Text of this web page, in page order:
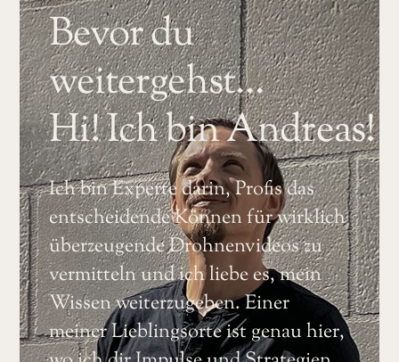
Bevor du
weitergehst…
Hi! Ich bin Andreas!
Ich bin Experte darin, Profis das
entscheidende Können für wirklich
überzeugende Drohnenvideos zu
vermitteln und ich liebe es, mein
Wissen weiterzugeben. Einer
meiner Lieblingsorte ist genau hier,